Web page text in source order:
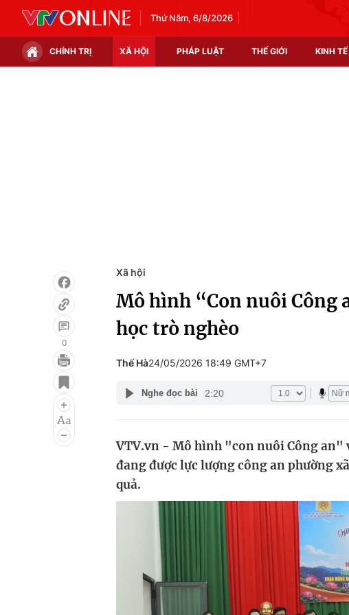
Thứ Năm, 6/8/2026
CHÍNH TRỊ XÃ HỘI PHÁP LUẬT THẾ GIỚI KINH TẾ
Điện ảnh
Âm nhạc
Du lịch
Chất lượng cuộc sống
0
Xã hội
Mô hình “Con nuôi Công
học trò nghèo
Thế Hà24/05/2026 18:49 GMT+7
Nghe đọc bài 2:20
VTV.vn - Mô hình "con nuôi Công an"
đang được lực lượng công an phường
quả.